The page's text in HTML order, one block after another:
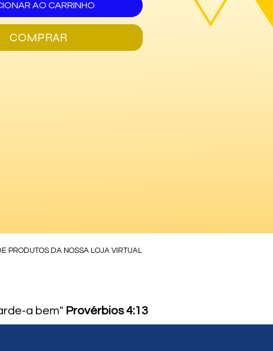
AO CARRINHO
COMPRAR
PRODUTOS DA NOSSA LOJA VIRTUAL
a bem" Provérbios 4:13